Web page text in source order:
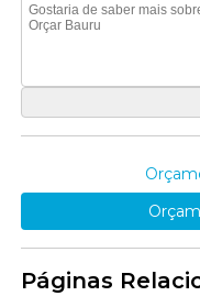
Páginas